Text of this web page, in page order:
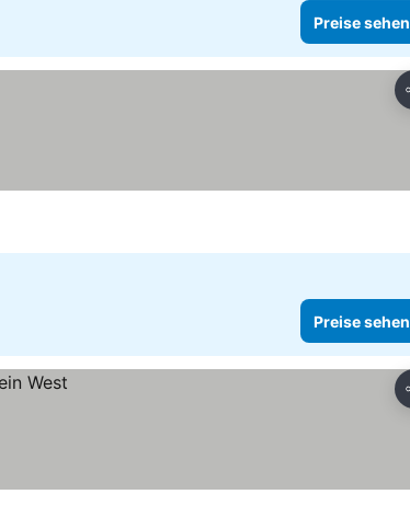
Preise sehen
Preise sehen